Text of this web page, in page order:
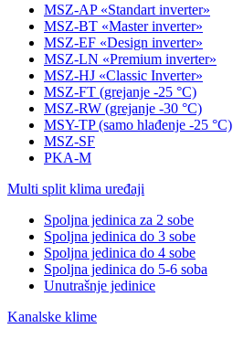
MSZ-AP «Standart inverter»
MSZ-BT «Master inverter»
MSZ-EF «Design inverter»
MSZ-LN «Premium inverter»
MSZ-HJ «Classic Inverter»
MSZ-FT (grejanje -25 °C)
MSZ-RW (grejanje -30 °C)
MSY-TP (samo hlađenje -25 °C)
MSZ-SF
PKA-M
Multi split klima uređaji
Spoljna jedinica za 2 sobe
Spoljna jedinica do 3 sobe
Spoljna jedinica do 4 sobe
Spoljna jedinica do 5-6 soba
Unutrašnje jedinice
Kanalske klime